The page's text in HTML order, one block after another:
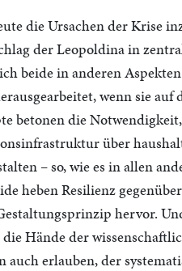
die Ursachen der Krise
der Leopoldina in
beide in anderen
wenn sie
betonen die
über
– so, wie es in allen
heben Resilienz
hervor.
Hände der
auch erlauben, der